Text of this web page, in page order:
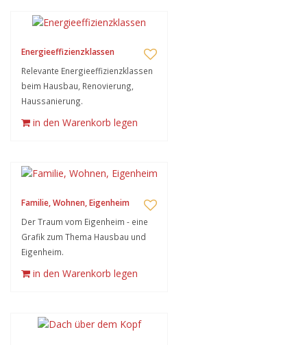
Energieeffizienzklassen
Relevante Energieeffizienzklassen
beim Hausbau, Renovierung,
Haussanierung.
in den Warenkorb legen
Familie, Wohnen, Eigenheim
Der Traum vom Eigenheim - eine
Grafik zum Thema Hausbau und
Eigenheim.
in den Warenkorb legen